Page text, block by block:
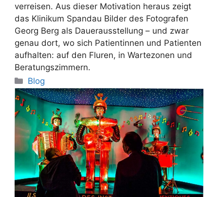
verreisen. Aus dieser Motivation heraus zeigt
das Klinikum Spandau Bilder des Fotografen
Georg Berg als Dauerausstellung – und zwar
genau dort, wo sich Patientinnen und Patienten
aufhalten: auf den Fluren, in Wartezonen und
Beratungszimmern.
Categories
Blog